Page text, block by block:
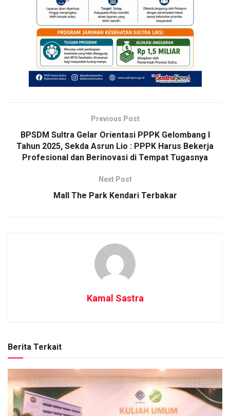
Previous Post
BPSDM Sultra Gelar Orientasi PPPK Gelombang I
Tahun 2025, Sekda Asrun Lio : PPPK Harus Bekerja
Profesional dan Berinovasi di Tempat Tugasnya
Next Post
Mall The Park Kendari Terbakar
Kamal Sastra
Berita Terkait